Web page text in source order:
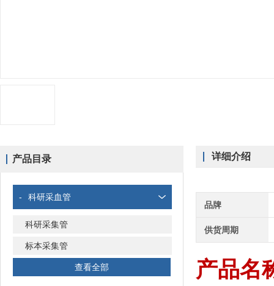
产品目录
- 科研采血管
科研采集管
标本采集管
查看全部
详细介绍
品牌
供货周期
产品名